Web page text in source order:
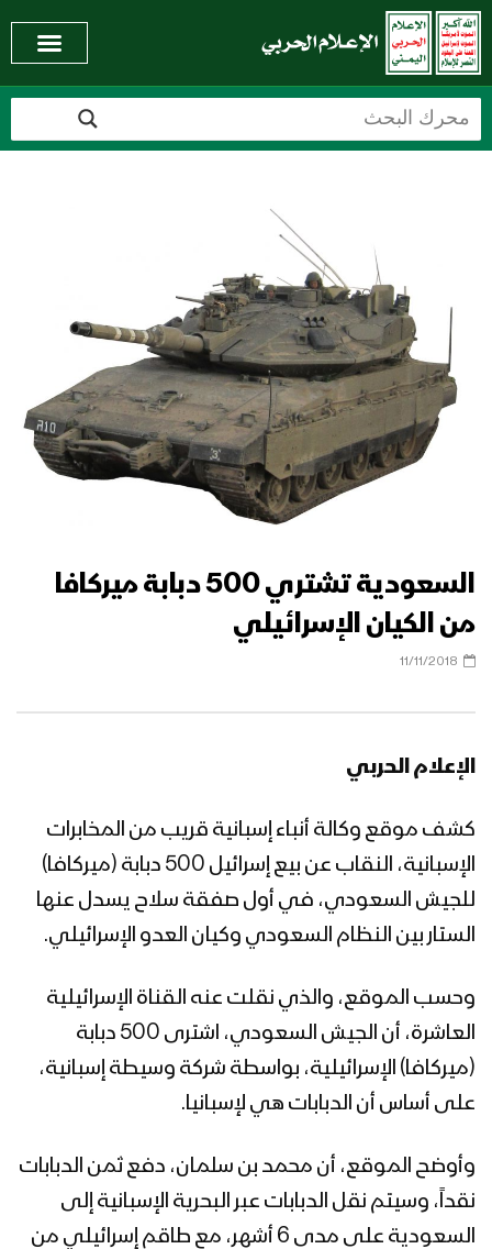
السعودية تشتري 500 دبابة ميركافا
من الكيان الإسرائيلي
11/11/2018
الإعلام الحربي
كشف موقع وكالة أنباء إسبانية قريب من المخابرات
الإسبانية، النقاب عن بيع إسرائيل 500 دبابة (ميركافا)
للجيش السعودي، في أول صفقة سلاح يسدل عنها
الستار بين النظام السعودي وكيان العدو الإسرائيلي.
وحسب الموقع، والذي نقلت عنه القناة الإسرائيلية
العاشرة، أن الجيش السعودي، اشترى 500 دبابة
(ميركافا) الإسرائيلية، بواسطة شركة وسيطة إسبانية،
على أساس أن الدبابات هي لإسبانيا.
وأوضح الموقع، أن محمد بن سلمان، دفع ثمن الدبابات
نقداً، وسيتم نقل الدبابات عبر البحرية الإسبانية إلى
السعودية على مدى 6 أشهر، مع طاقم إسرائيلي من